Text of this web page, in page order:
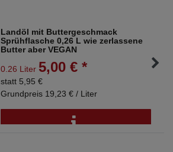
Landöl mit Buttergeschmack
Sprühflasche 0,26 L wie zerlassene
Butter aber VEGAN
0.26 Liter 5,00 € *
statt 5,95 €
Grundpreis 19,23 € / Liter